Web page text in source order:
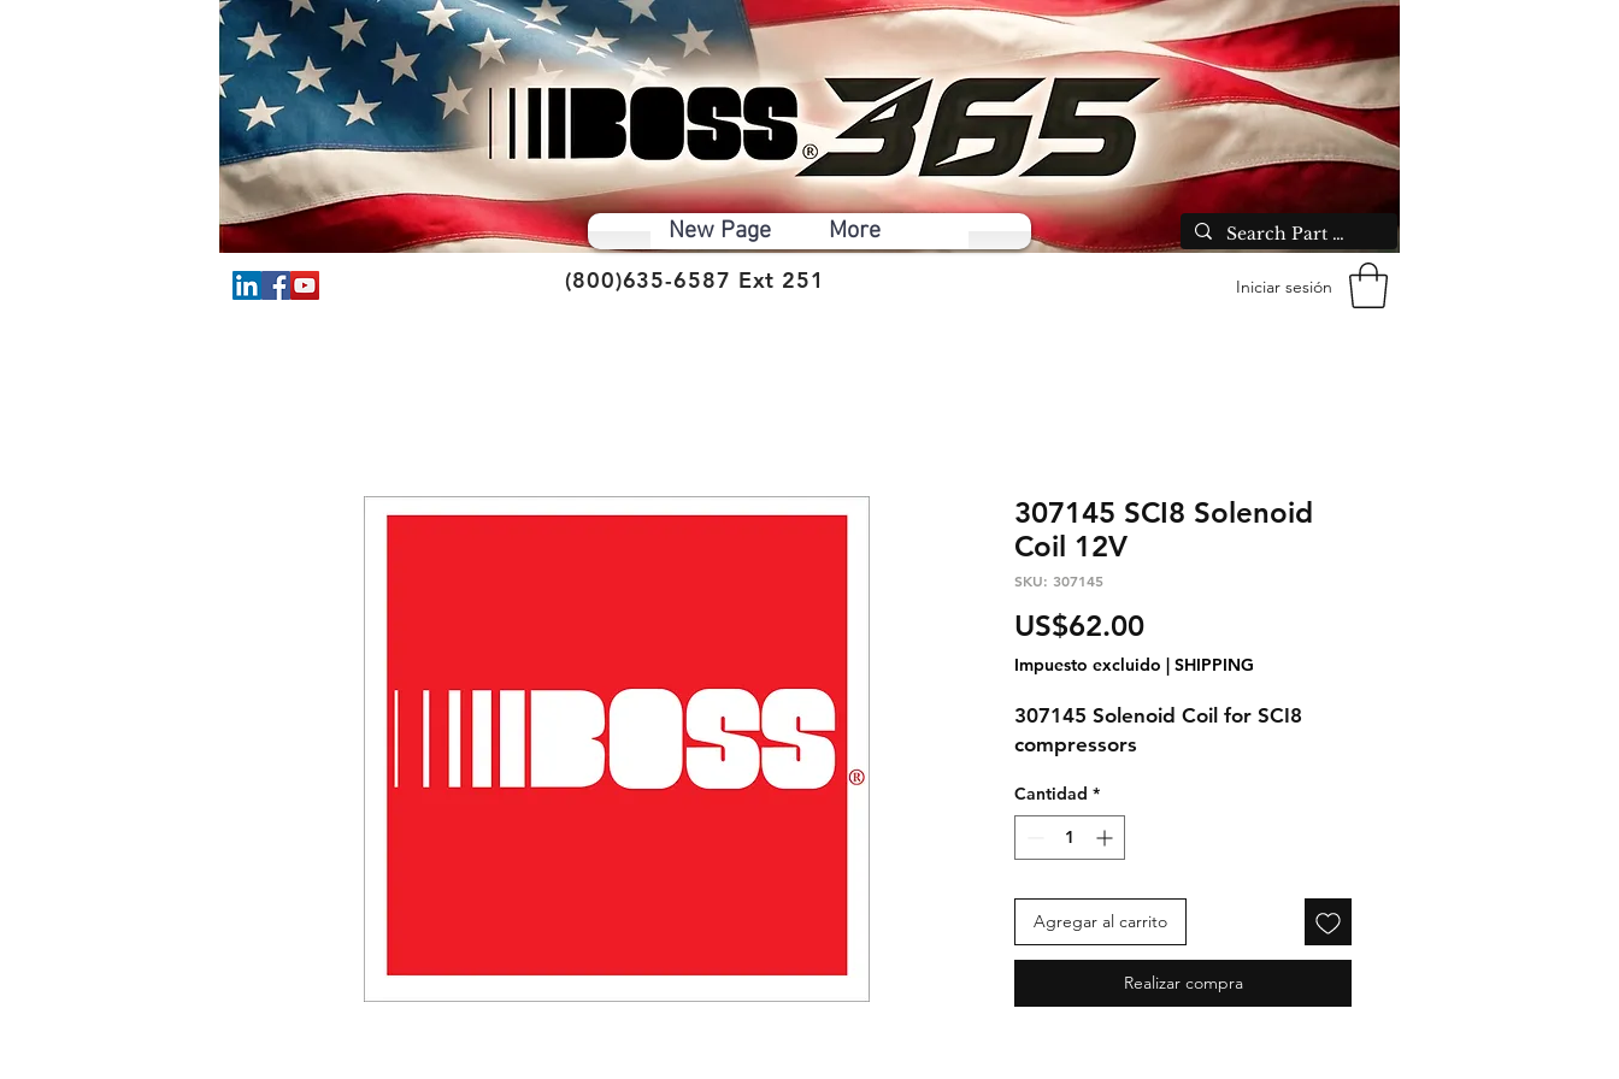
New Page More
(800)635-6587 Ext 251 Iniciar sesión
307145 SCI8 Solenoid
Coil 12V
SKU: 307145
US$62.00Precio
Impuesto excluido | SHIPPING
307145 Solenoid Coil for SCI8
compressors
Cantidad *
Agregar al carrito
Realizar compra